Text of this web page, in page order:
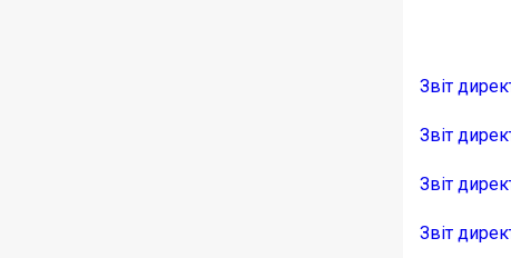
Звіт
Звіт
Звіт
Звіт